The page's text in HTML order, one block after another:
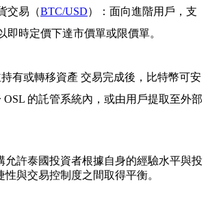
交易（BTC/USD）：面向進階用戶，支
即時定價下達市價單或限價單。
有或轉移資產 交易完成後，比特幣可安
OSL 的託管系統內，或由用戶提取至外部
允許泰國投資者根據自身的經驗水平與投
與交易控制度之間取得平衡。